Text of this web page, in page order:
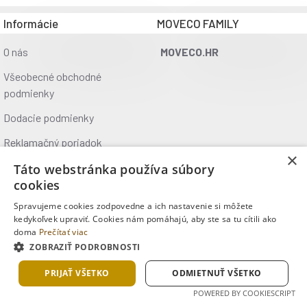
Vnútorné steny aj dno nových bazénov sú pokryté
klasických kopaných bazénoch.
motív vnútornej fólie = modrá
motív vonkajšej fólie = graphit
Výhody bazénov Orlando
Bazén Orlando pozostáva z fólie napnutej na
zároveň odolný voči mechanickému poškodeniu.
Možnosť zapustenia
V prípade dodržania odborných pokynov na
do zeme. Vznikne tak dojem upravenej záhrady bez
Informácie
O nás
Všeobecné obchodné
podmienky
Dodacie podmienky
Reklamačný poriadok
Ochrana údajov
Kontakt
Kde nás nájdete
MOVECO FAMILY
MOVECO.HR
Copyright © 2025, MOVECO s.r.o., Všetky práva vyhradené
×
Táto webstránka používa súbory
cookies
Spravujeme cookies zodpovedne a ich nastavenie si môžete
kedykoľvek upraviť. Cookies nám pomáhajú, aby ste sa tu cítili ako
doma Prečítať viac
ZOBRAZIŤ PODROBNOSTI
PRIJAŤ VŠETKO ODMIETNUŤ VŠETKO
POWERED BY COOKIESCRIPT